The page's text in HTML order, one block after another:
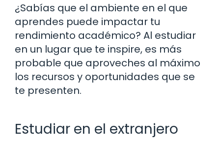
¿Sabías que el ambiente en el que
aprendes puede impactar tu
rendimiento académico? Al estudiar
en un lugar que te inspire, es más
probable que aproveches al máximo
los recursos y oportunidades que se
te presenten.
Estudiar en el extranjero